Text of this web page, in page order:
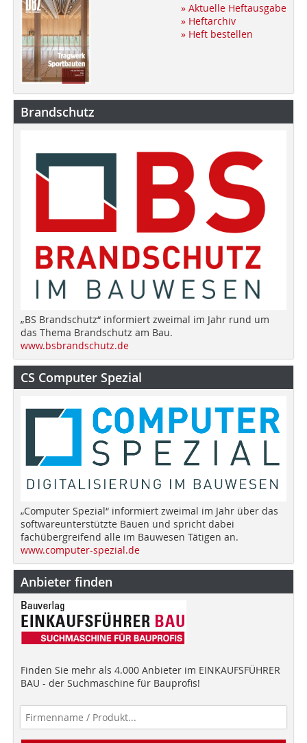
» Aktuelle Heftausgabe
» Heftarchiv
» Heft bestellen
Brandschutz
„BS Brandschutz“ informiert zweimal im Jahr rund um
das Thema Brandschutz am Bau.
www.bsbrandschutz.de
CS Computer Spezial
„Computer Spezial“ informiert zweimal im Jahr über das
softwareunterstützte Bauen und spricht dabei
fachübergreifend alle im Bauwesen Tätigen an.
www.computer-spezial.de
Anbieter finden
Finden Sie mehr als 4.000 Anbieter im EINKAUFSFÜHRER
BAU - der Suchmaschine für Bauprofis!